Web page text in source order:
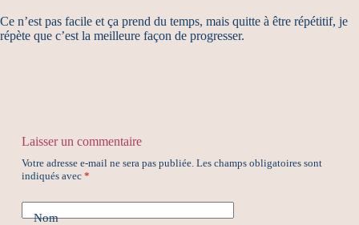
Ce n’est pas facile et ça prend du temps, mais quitte à être répétitif, je
répète que c’est la meilleure façon de progresser.
Laisser un commentaire
Votre adresse e-mail ne sera pas publiée. Les champs obligatoires sont
indiqués avec *
Nom